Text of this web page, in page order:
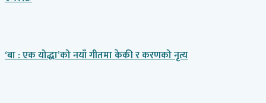
‘बा : एक योद्धा’को नयाँ गीतमा केकी र करणको नृत्य